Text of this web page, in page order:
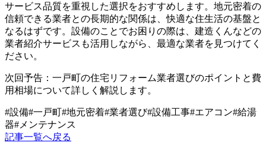
サービス品質を重視した選択をおすすめします。地元密着の
信頼できる業者との長期的な関係は、快適な住生活の基盤と
なるはずです。設備のことでお困りの際は、建造くんなどの
業者紹介サービスも活用しながら、最適な業者を見つけてく
ださい。
次回予告：一戸町の住宅リフォーム業者選びのポイントと費
用相場について詳しく解説します。
#設備#一戸町#地元密着#業者選び#設備工事#エアコン#給湯
器# メンテナンス
記事一覧へ戻る